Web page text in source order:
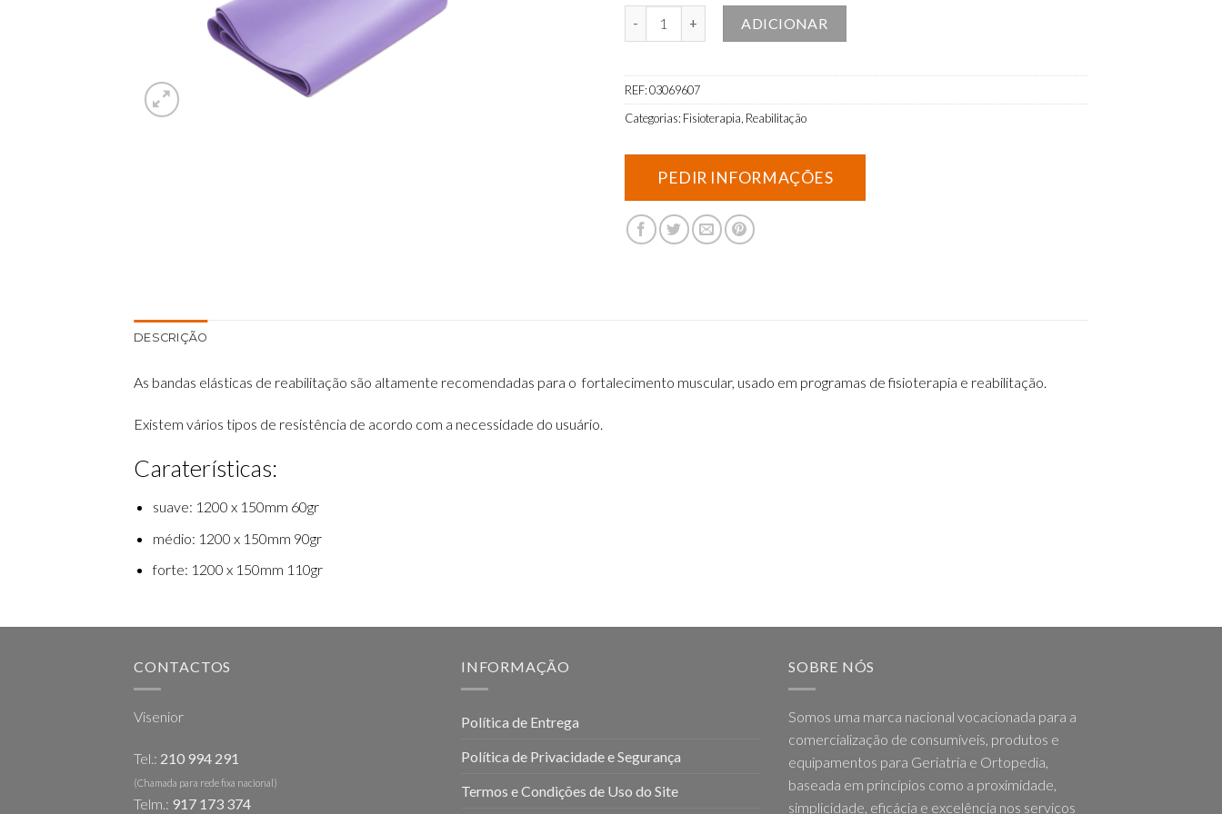
ADICIONAR
REF:03069607
Categorias: Fisioterapia Reabilitação
DESCRIÇÃO
As bandas elásticas de reabilitação são altamente recomendadas para o fortalecimento muscular, usado em programas de fisioterapia e reabilitação.
Existem vários tipos de resistência de acordo com a necessidade do usuário.
Caraterísticas:
suave: 1200 x 150mm 60gr
médio: 1200 x 150mm 90gr
forte: 1200 x 150mm 110gr
CONTACTOS
Visenior
Tel.: 210 994 291
(Chamada para rede fixa nacional)
Telm.: 917 173 374
INFORMAÇÃO
Política de Entrega
Política de Privacidade e Segurança
Termos e Condições de Uso do Site
SOBRE NÓS
Somos uma marca nacional vocacionada para a
comercialização de consumíveis, produtos e
equipamentos para Geriatria e Ortopedia,
baseada em princípios como a proximidade,
simplicidade, eficácia e excelência nos serviços